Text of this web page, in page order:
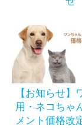
【お知らせ】
用・ネコちゃ
メント価格改